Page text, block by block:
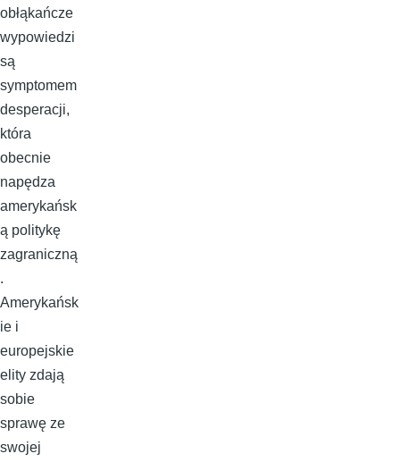
obłąkańcze
wypowiedzi
są
symptomem
desperacji,
która
obecnie
napędza
amerykańsk
ą politykę
zagraniczną
.
Amerykańsk
ie i
europejskie
elity zdają
sobie
sprawę ze
swojej